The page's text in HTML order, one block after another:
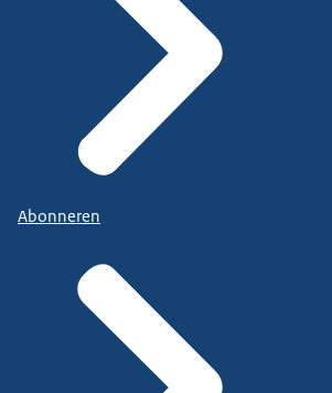
Abonneren